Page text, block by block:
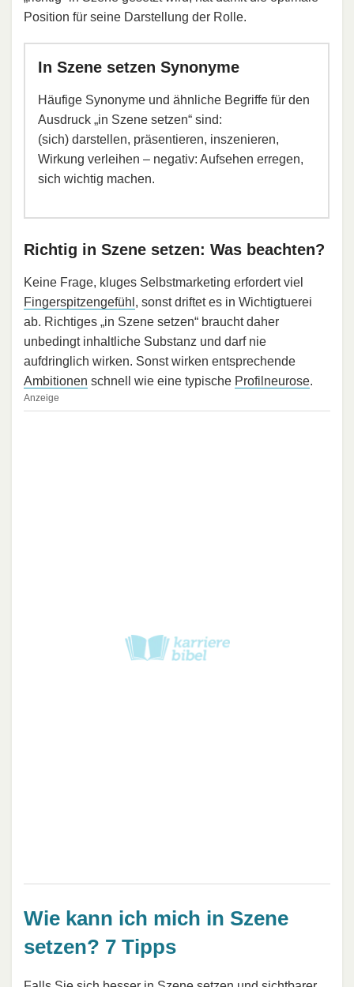
Position für seine Darstellung der Rolle.
In Szene setzen Synonyme
Häufige Synonyme und ähnliche Begriffe für den
Ausdruck „in Szene setzen“ sind:
(sich) darstellen, präsentieren, inszenieren,
Wirkung verleihen – negativ: Aufsehen erregen,
sich wichtig machen.
Richtig in Szene setzen: Was beachten?
Keine Frage, kluges Selbstmarketing erfordert viel
Fingerspitzengefühl , sonst driftet es in Wichtigtuerei
ab. Richtiges „in Szene setzen“ braucht daher
unbedingt inhaltliche Substanz und darf nie
aufdringlich wirken. Sonst wirken entsprechende
Ambitionen schnell wie eine typische Profilneurose.
Anzeige
Wie kann ich mich in Szene
setzen? 7 Tipps